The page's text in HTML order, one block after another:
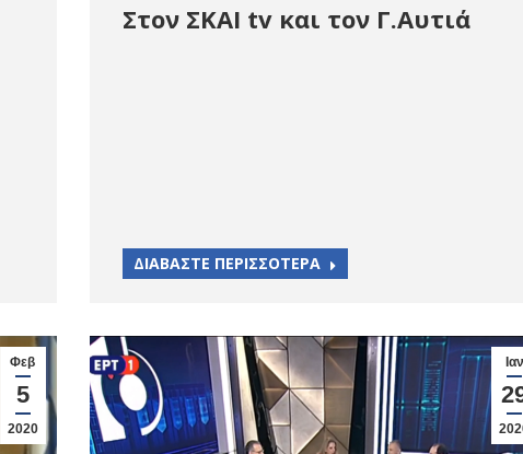
Στον ΣΚΑΙ tv και τον Γ.Αυτιά
ΔΙΑΒΑΣΤΕ ΠΕΡΙΣΣΟΤΕΡΑ
Φεβ
5
2020
Ιαν